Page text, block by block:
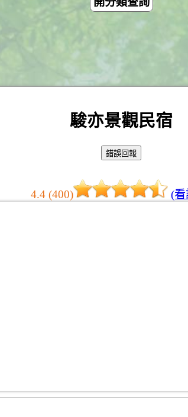
駿亦景觀民宿
4.4 (400)
(看